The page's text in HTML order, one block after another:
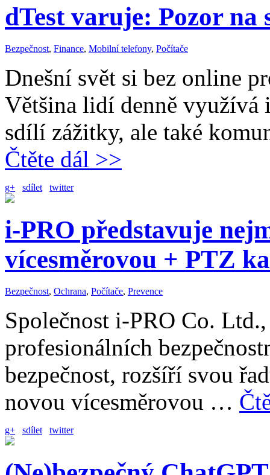
dTest varuje: Pozor na
Bezpečnost, Finance, Mobilní telefony, Počítače
Dnešní svět si bez online
Většina lidí denně využívá
sdílí zážitky, ale také
Čtěte dál >>
g+ sdílet twitter
i-PRO představuje
vícesměrovou + PTZ
Bezpečnost, Ochrana, Počítače, Prevence
Společnost i-PRO Co.
profesionálních
bezpečnost, rozšíří svou
novou vícesměrovou …
g+ sdílet twitter